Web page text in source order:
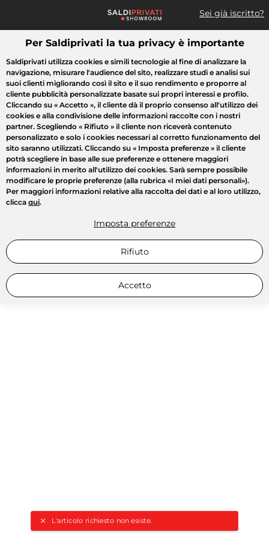
Sei già iscritto?
Cosa cerchi?
L'articolo richiesto non esiste.
Tutte le vendite Moda Casa Bellezza Elettrodomestici
Per Saldiprivati la tua privacy è importante
Saldiprivati utilizza cookies e simili tecnologie al fine di analizzare la
navigazione, misurare l'audience del sito, realizzare studi e analisi sui
suoi clienti migliorando così il sito e il suo rendimento e proporre al
cliente pubblicità personalizzate basate sui propri interessi e profilo.
Cliccando su « Accetto », il cliente dà il proprio consenso all'utilizzo dei
cookies e alla condivisione delle informazioni raccolte con i nostri
partner. Scegliendo « Rifiuto » il cliente non riceverà contenuto
personalizzato e solo i cookies necessari al corretto funzionamento del
sito saranno utilizzati. Cliccando su « Imposta preferenze » il cliente
potrà scegliere in base alle sue preferenze e ottenere maggiori
informazioni in merito all'utilizzo dei cookies. Sarà sempre possibile
modificare le proprie preferenze (alla rubrica «I miei dati personali»).
Per maggiori informazioni relative alla raccolta dei dati e al loro utilizzo,
clicca qui.
Imposta preferenze
Rifiuto
Accetto